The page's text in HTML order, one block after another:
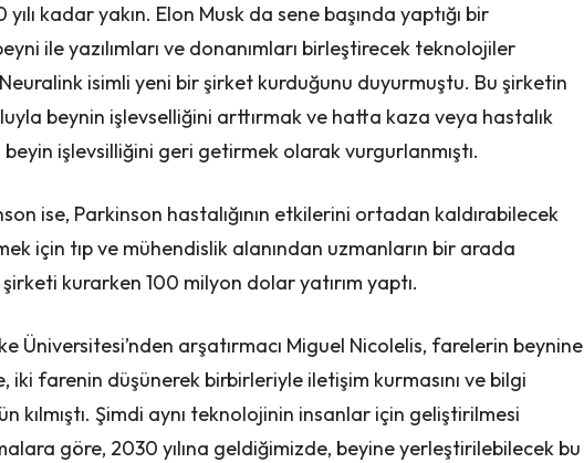
yılı kadar yakın. Elon Musk da sene başında yaptığı bir
ile yazılımları ve donanımları birleştirecek teknolojiler
isimli yeni bir şirket kurduğunu duyurmuştu. Bu şirketin
beynin işlevselliğini arttırmak ve hatta kaza veya hastalık
işlevsilliğini geri getirmek olarak vurgurlanmıştı.
ise, Parkinson hastalığının etkilerini ortadan kaldırabilecek
için tıp ve mühendislik alanından uzmanların bir arada
şirketi kurarken 100 milyon dolar yatırım yaptı.
Üniversitesi’nden arşatırmacı Miguel Nicolelis, farelerin beynine
iki farenin düşünerek birbirleriyle iletişim kurmasını ve bilgi
kılmıştı. Şimdi aynı teknolojinin insanlar için geliştirilmesi
göre, 2030 yılına geldiğimizde, beyine yerleştirilebilecek bu